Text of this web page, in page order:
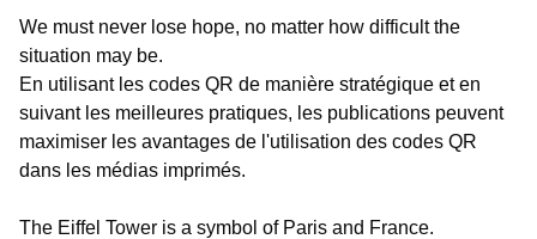
We must never lose hope, no matter how difficult the
situation may be.
En utilisant les codes QR de manière stratégique et en
suivant les meilleures pratiques, les publications peuvent
maximiser les avantages de l'utilisation des codes QR
dans les médias imprimés.
The Eiffel Tower is a symbol of Paris and France.